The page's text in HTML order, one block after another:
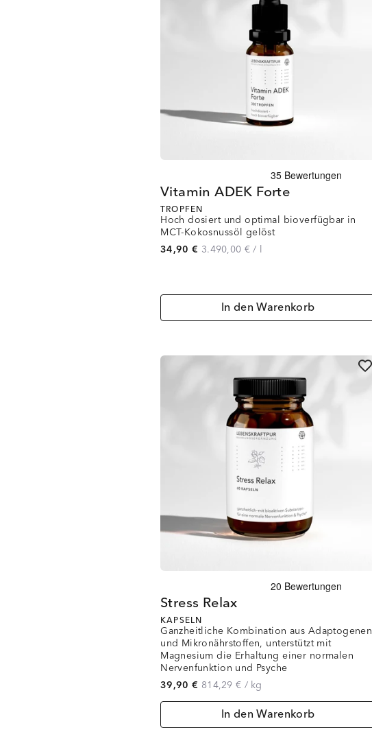
Vitamin ADEK Forte
TROPFEN
Hoch dosiert und optimal bioverfügbar in
MCT-Kokosnussöl gelöst
34,90 € 3.490,00 €/ l
In den Warenkorb
Stress Relax
KAPSELN
Ganzheitliche Kombination aus Adaptogenen
und Mikronährstoffen, unterstützt mit
Magnesium die Erhaltung einer normalen
Nervenfunktion und Psyche
39,90 € 814,29 € / kg
In den Warenkorb